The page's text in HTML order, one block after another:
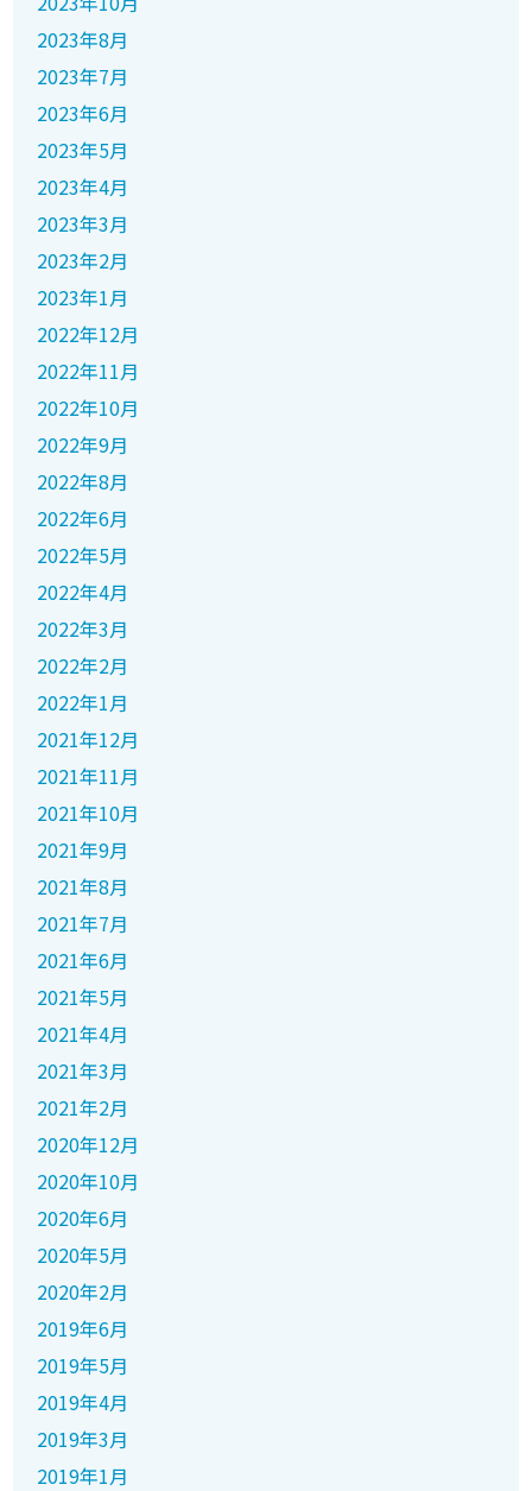
2023年8月
2023年7月
2023年6月
2023年5月
2023年4月
2023年3月
2023年2月
2023年1月
2022年12月
2022年11月
2022年10月
2022年9月
2022年8月
2022年6月
2022年5月
2022年4月
2022年3月
2022年2月
2022年1月
2021年12月
2021年11月
2021年10月
2021年9月
2021年8月
2021年7月
2021年6月
2021年5月
2021年4月
2021年3月
2021年2月
2020年12月
2020年10月
2020年6月
2020年5月
2020年2月
2019年6月
2019年5月
2019年4月
2019年3月
2019年1月